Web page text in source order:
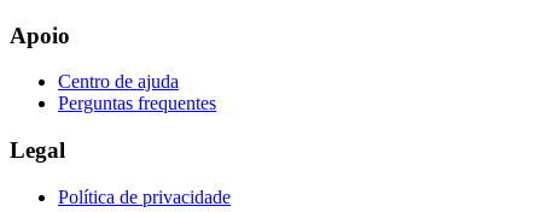
Apoio
Centro de ajuda
Perguntas frequentes
Legal
Política de privacidade